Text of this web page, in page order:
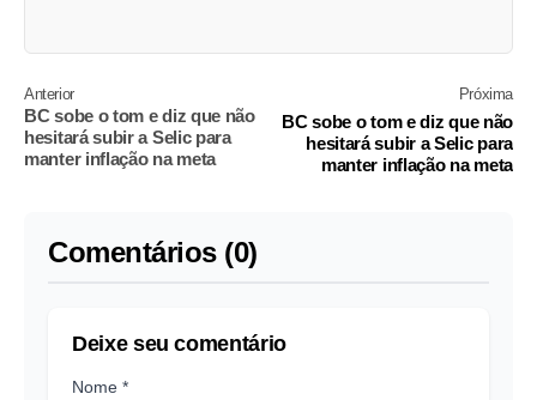
Anterior
BC sobe o tom e diz que não
hesitará subir a Selic para
manter inflação na meta
Próxima
BC sobe o tom e diz que não
hesitará subir a Selic para
manter inflação na meta
Comentários (0)
Deixe seu comentário
Nome *